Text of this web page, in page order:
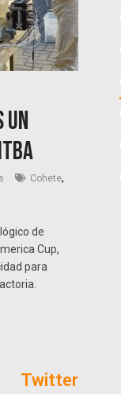
un
Cohete,
de
Cup,
para
Twitter